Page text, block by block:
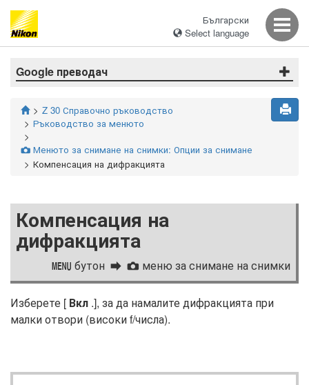
Български
Select language
Google преводач
Z 30 Справочно ръководство
Ръководство за менюто
C Менюто за снимане на снимки: Опции за снимане
Компенсация на дифракцията
Компенсация на
дифракцията
G бутон C меню за снимане на снимки
Изберете [ Вкл .], за да намалите дифракцията при
малки отвори (високи f/числа).